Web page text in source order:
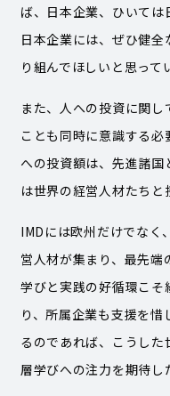
ば、日本企業、ひいては
日本企業には、ぜひ健
り組んでほしいと思って
また、人への投資に関
ことも同時に意識する
への投資額は、先進諸
は世界の経営人材たちと
IMDには欧州だけでなく
営人材が集まり、最先端
学びと実践の好循環こ
り、所属企業も支援を
るのであれば、こうし
層学びへの注力を期待し